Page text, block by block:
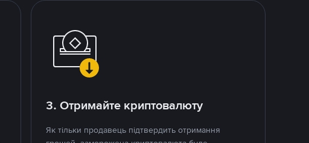
3. Отримайте криптовалюту
Як тільки продавець підтвердить отримання